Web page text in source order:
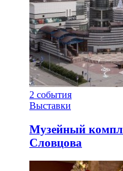
2 события
Выставки
Музейный
Словцова